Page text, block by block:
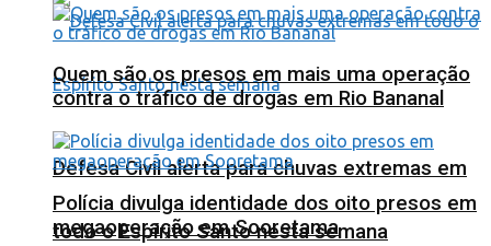
Defesa Civil alerta para chuvas extremas em
todo o Espírito Santo nesta semana
Quem são os presos em mais uma operação
contra o tráfico de drogas em Rio Bananal
Polícia divulga identidade dos oito presos em
megaoperação em Sooretama